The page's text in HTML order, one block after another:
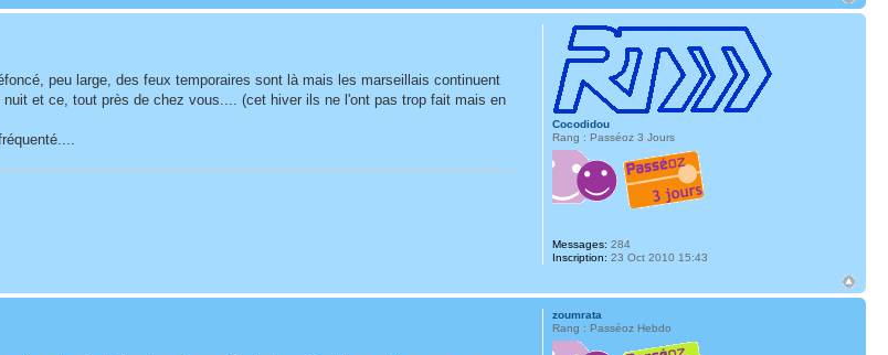
peu large, des feux temporaires sont là mais les marseillais continuent
et ce, tout près de chez vous.... (cet hiver ils ne l'ont pas trop fait mais en
Cocodidou
Rang : Passéoz 3 Jours
Messages: 284
Inscription: 23 Oct 2010 15:43
zoumrata
Rang : Passéoz Hebdo